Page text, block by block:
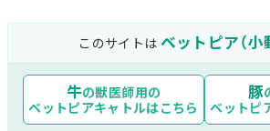
このサイトは ベットピア（小
牛の獣医師用の
ベットピアキャトルはこちら
豚
ベットピ